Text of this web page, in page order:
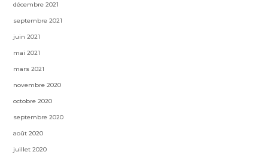
décembre 2021
septembre 2021
juin 2021
mai 2021
mars 2021
novembre 2020
octobre 2020
septembre 2020
août 2020
juillet 2020